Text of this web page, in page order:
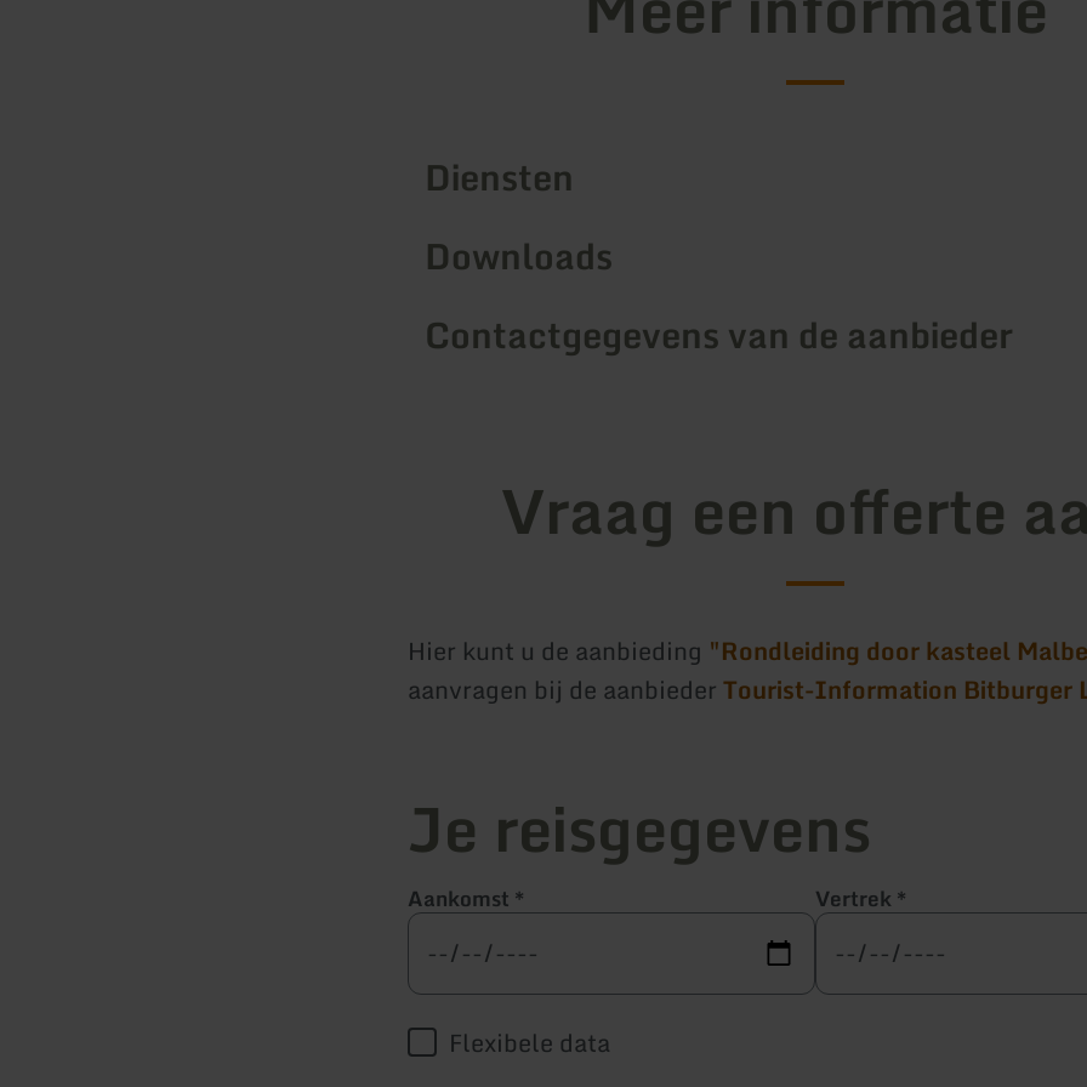
Diensten
Downloads
Contactgegevens van de aanbieder
Vraag een offerte
Hier kunt u de aanbieding "Rondleiding door kasteel
aanvragen bij de aanbiederTourist-Information Bitburger
Je reisgegevens
Aankomst * Vertrek *
Flexibele data